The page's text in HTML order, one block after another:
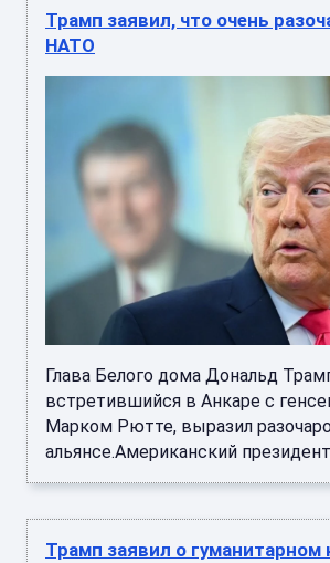
Трамп заявил, что очень
НАТО
Глава Белого дома Дональд
встретившийся в Анкаре с
Марком Рютте, выразил
альянсе.Американский
Трамп заявил о гуманитарном